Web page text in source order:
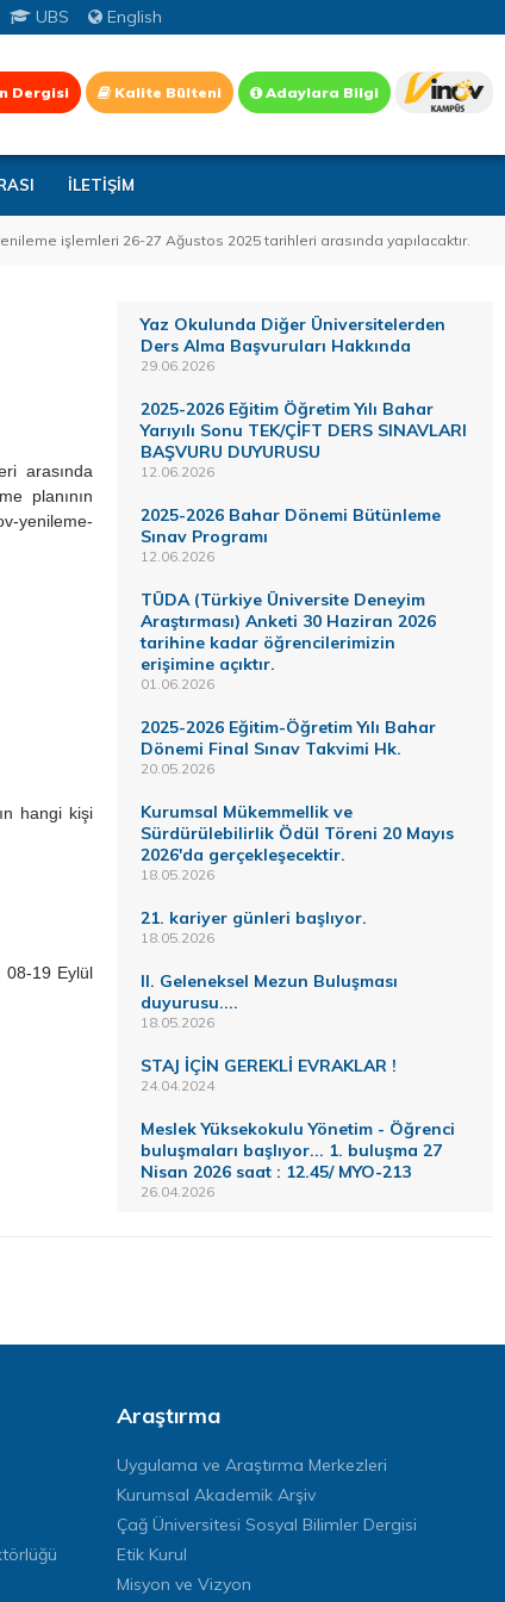
UBS English
Dergisi Kalite Bülteni Adaylara Bilgi
İLETİŞİM
işlemleri 26-27 Ağustos 2025 tarihleri arasında yapılacaktır.
arasında
planının
yenileme-
hangi kişi
08-19 Eylül
Yaz Okulunda Diğer Üniversitelerden
Ders Alma Başvuruları Hakkında
29.06.2026
2025-2026 Eğitim Öğretim Yılı Bahar
Yarıyılı Sonu TEK/ÇİFT DERS SINAVLARI
BAŞVURU DUYURUSU
12.06.2026
2025-2026 Bahar Dönemi Bütünleme
Sınav Programı
12.06.2026
TÜDA (Türkiye Üniversite Deneyim
Araştırması) Anketi 30 Haziran 2026
tarihine kadar öğrencilerimizin
erişimine açıktır.
01.06.2026
2025-2026 Eğitim-Öğretim Yılı Bahar
Dönemi Final Sınav Takvimi Hk.
20.05.2026
Kurumsal Mükemmellik ve
Sürdürülebilirlik Ödül Töreni 20 Mayıs
2026'da gerçekleşecektir.
18.05.2026
21. kariyer günleri başlıyor.
18.05.2026
II. Geleneksel Mezun Buluşması
duyurusu....
18.05.2026
STAJ İÇİN GEREKLİ EVRAKLAR !
24.04.2024
Meslek Yüksekokulu Yönetim - Öğrenci
buluşmaları başlıyor... 1. buluşma 27
Nisan 2026 saat : 12.45/ MYO-213
26.04.2026
Araştırma
Uygulama ve Araştırma Merkezleri
Kurumsal Akademik Arşiv
Çağ Üniversitesi Sosyal Bilimler Dergisi
Etik Kurul
Misyon ve Vizyon